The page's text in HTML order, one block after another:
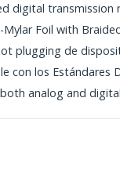
digital
Mylar Foil with
plugging de
con los Estándares
analog and